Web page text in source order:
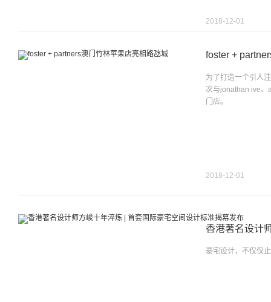
2018-12-01
foster +
为了打造一个引人
次与jonathan ive、
门店。
2018-12-01
香港著名设计
豪宅设计，不仅仅